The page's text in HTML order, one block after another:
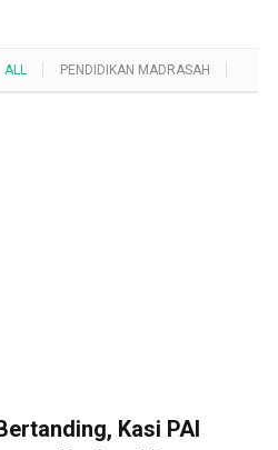
ALL PENDIDIKAN MADRASAH
Kasi PAI